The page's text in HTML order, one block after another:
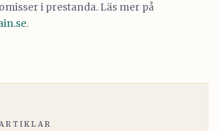
i prestanda. Läs mer på
.